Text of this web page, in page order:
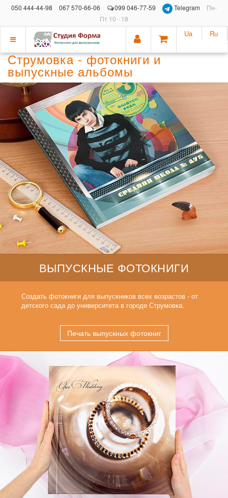
050 444-44-98 067 570-66-06 099 046-77-59 Telegram
Пн-
Пт 10 - 18
Показать
меню
Ua Ru
Струмовка - фотокниги и
выпускные альбомы
ВЫПУСКНЫЕ ФОТОКНИГИ
Создать фотокниги для выпускников всех возрастов - от
детского сада до университета в городе Струмовка.
Печать выпускных фотокниг